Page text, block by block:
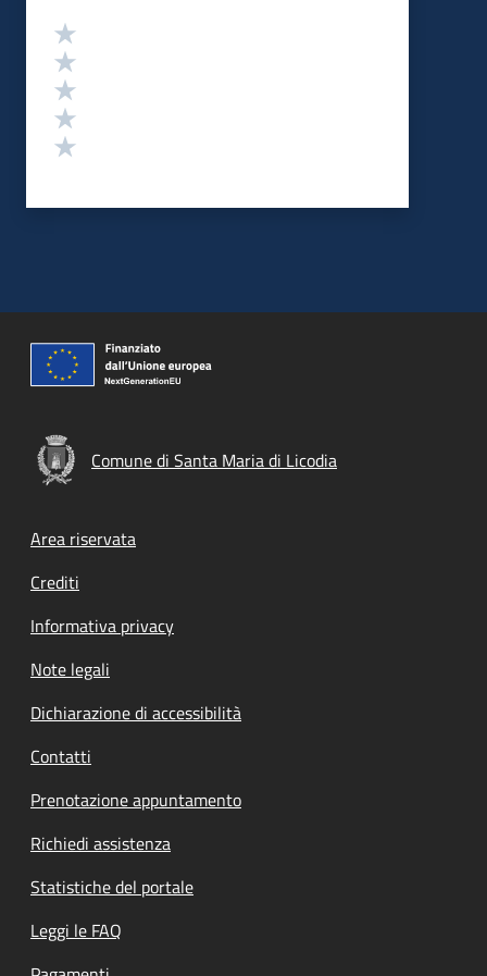
Valutazione
Comune di Santa Maria di Licodia
Footer menu
Area riservata
Crediti
Informativa privacy
Note legali
Dichiarazione di accessibilità
Contatti
Prenotazione appuntamento
Richiedi assistenza
Statistiche del portale
Leggi le FAQ